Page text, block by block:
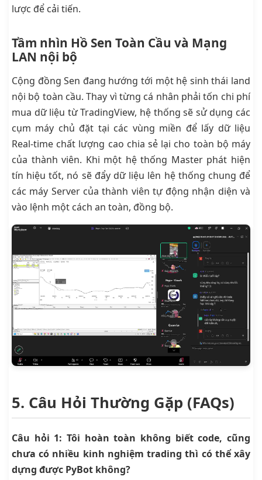
lược để cải tiến.
Tầm nhìn Hồ Sen Toàn Cầu và Mạng
LAN nội bộ
Cộng đồng Sen đang hướng tới một hệ sinh thái land
nội bộ toàn cầu. Thay vì từng cá nhân phải tốn chi phí
mua dữ liệu từ TradingView, hệ thống sẽ sử dụng các
cụm máy chủ đặt tại các vùng miền để lấy dữ liệu
Real-time chất lượng cao chia sẻ lại cho toàn bộ máy
của thành viên. Khi một hệ thống Master phát hiện
tín hiệu tốt, nó sẽ đẩy dữ liệu lên hệ thống chung để
các máy Server của thành viên tự động nhận diện và
vào lệnh một cách an toàn, đồng bộ.
5. Câu Hỏi Thường Gặp (FAQs)
Câu hỏi 1: Tôi hoàn toàn không biết code, cũng
chưa có nhiều kinh nghiệm trading thì có thể xây
dựng được PyBot không?